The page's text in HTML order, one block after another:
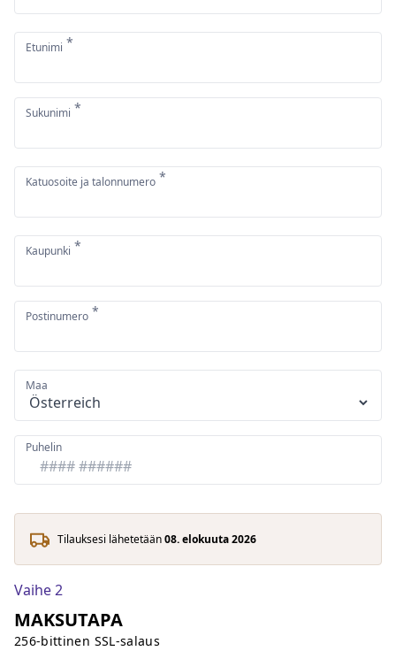
Etunimi *
Sukunimi *
Katuosoite ja talonnumero *
Kaupunki *
Postinumero *
Maa
Puhelin
Tilauksesi lähetetään08. elokuuta 2026
Vaihe 2
MAKSUTAPA
256-bittinen SSL-salaus